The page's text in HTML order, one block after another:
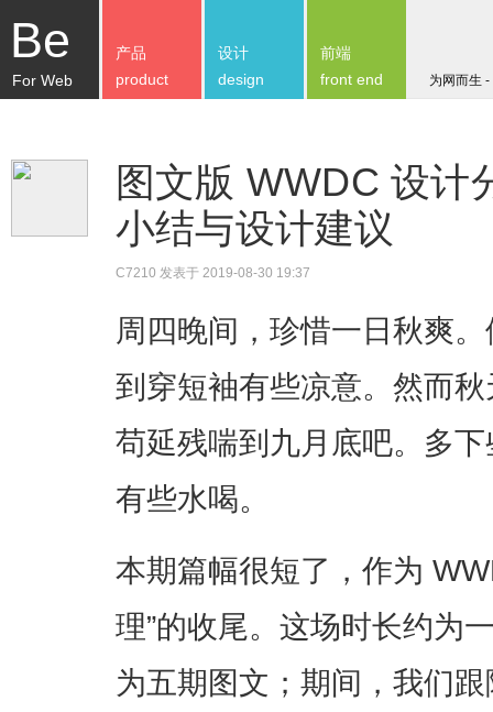
Be
For Web 为网而生
产品
product
设计
design
前端
front end
图文版 WWDC 设计
小结与设计建议
C7210 发表于 2019-08-30 19:37
周四晚间，珍惜一日秋爽
到穿短袖有些凉意。然而
苟延残喘到九月底吧。多
有些水喝。
本期篇幅很短了，作为
理”的收尾。这场时长约为
为五期图文；期间，我们